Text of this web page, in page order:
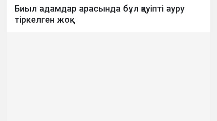
Биыл адамдар арасында бұл қауіпті ауру
тіркелген жоқ